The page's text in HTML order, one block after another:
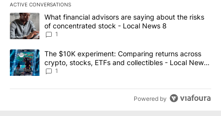
ACTIVE CONVERSATIONS
The following is a list of the most commented articles in the last
A trending article titled "What financial advisors are saying
What financial advisors are saying about the risks
of concentrated stock - Local News 8
1
A trending article titled "The $10K experiment: Comparing
The $10K experiment: Comparing returns across
crypto, stocks, ETFs and collectibles - Local News
8
1
Powered by